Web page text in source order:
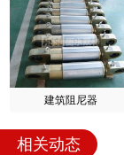
建筑阻尼器
相关动态